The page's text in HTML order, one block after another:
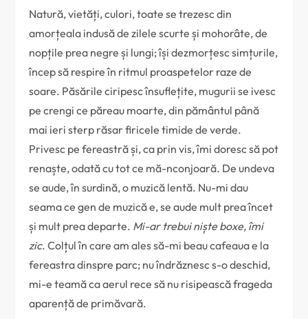
Natură, vietăți, culori, toate se trezesc din
amorțeala indusă de zilele scurte și mohorâte, de
nopțile prea negre și lungi; își dezmorțesc simțurile,
încep să respire în ritmul proaspetelor raze de
soare. Păsările ciripesc însuflețite, mugurii se ivesc
pe crengi ce păreau moarte, din pământul până
mai ieri sterp răsar firicele timide de verde.
Privesc pe fereastră și, ca prin vis, îmi doresc să pot
renaște, odată cu tot ce mă-nconjoară. De undeva
se aude, în surdină, o muzică lentă. Nu-mi dau
seama ce gen de muzică e, se aude mult prea încet
și mult prea departe. Mi-ar trebui niște boxe, îmi
zic. Colțul în care am ales să-mi beau cafeaua e la
fereastra dinspre parc; nu îndrăznesc s-o deschid,
mi-e teamă ca aerul rece să nu risipească frageda
aparență de primăvară.